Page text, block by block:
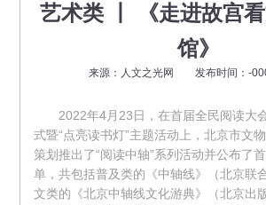
科普活动
艺术类 丨 《走进故宫
馆》
来源：人文之光网 发布时间：-
2022年4月23日，在首届全民阅读大
式暨“点亮读书灯”主题活动上，北京市文
策划推出了“阅读中轴”系列活动并公布了
单，共包括普及类的《中轴线》（北京联
文类的《北京中轴线文化游典》（北京出